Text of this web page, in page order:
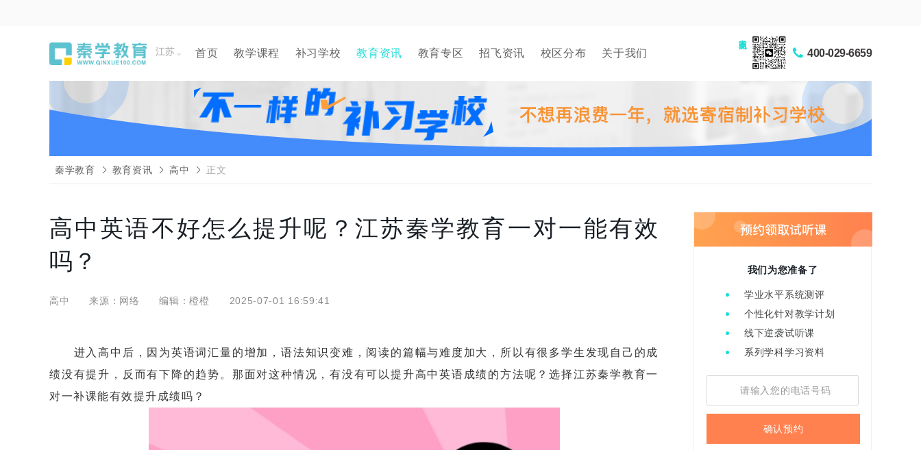
江苏 首页 教学课程 补习学校 教育资讯 教育专区 招飞资讯 校区分布 关于我们 400-029-6659
秦学教育 教育资讯 高中 正文
高中英语不好怎么提升呢？江苏秦学教育一对一能有效
吗？
高中 来源：网络 编辑：橙橙 2025-07-01 16:59:41
进入高中后，因为英语词汇量的增加，语法知识变难，阅读的篇幅与难度加大，所以有很多学生发现自己的成
绩没有提升，反而有下降的趋势。那面对这种情况，有没有可以提升高中英语成绩的方法呢？选择江苏秦学教育一
对一补课能有效提升成绩吗？
我们为您准备了
学业水平系统测评
个性化针对教学计划
线下逆袭试听课
系列学科学习资料
确认预约